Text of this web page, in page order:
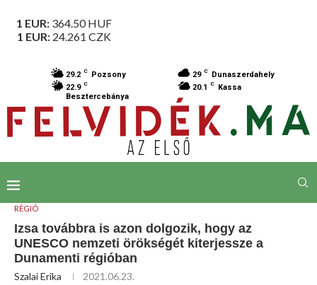
1 EUR: 364.50HUF
1 EUR: 24.261 CZK
29.2 C Pozsony 29 C
Dunaszerdahely
22.9 C
Besztercebánya
20.1 C Kassa
RÉGIÓ
Izsa továbbra is azon dolgozik, hogy az
UNESCO nemzeti örökségét kiterjessze a
Dunamenti régióban
Szalai Erika 2021.06.23.